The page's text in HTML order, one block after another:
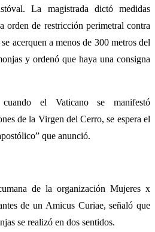
La magistrada dictó medidas
orden de restricción perimetral contra
acerquen a menos de 300 metros del
y ordenó que haya una consigna
el Vaticano se manifestó
de la Virgen del Cerro, se espera el
que anunció.
de la organización Mujeres x
de un Amicus Curiae, señaló que
se realizó en dos sentidos.